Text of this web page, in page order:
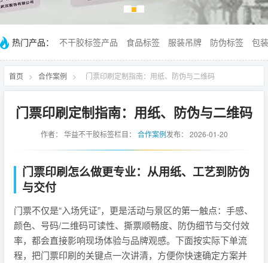
热门产品： 不干胶标签产品 食品标签 服装吊牌 防伪标签 包
首页 > 合作案例 > 门票印刷定制指南：用纸、防伪与二维码
门票印刷定制指南：用纸、防伪与二维码
作者： 华益不干胶标签栏目： 合作案例发布： 2026-01-20
门票印刷怎么做更专业：从用纸、工艺到防伪
与交付
门票不仅是“入场凭证”，更是活动与景区的第一触点：手感、
颜色、号码/二维码可读性、撕票顺畅度、防伪细节与交付效
率，都会直接影响现场体验与品牌观感。下面按实际下单流
程，把门票印刷的关键点一次讲清，方便你快速确定方案并